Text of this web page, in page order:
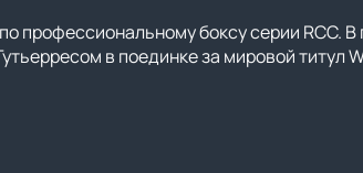
профессиональному боксу серии RCC.
в поединке за мировой титул